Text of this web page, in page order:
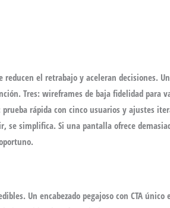
reducen el retrabajo y aceleran decisiones.
Tres: wireframes de baja fidelidad para
rápida con cinco usuarios y ajustes
simplifica. Si una pantalla ofrece
Un encabezado pegajoso con CTA